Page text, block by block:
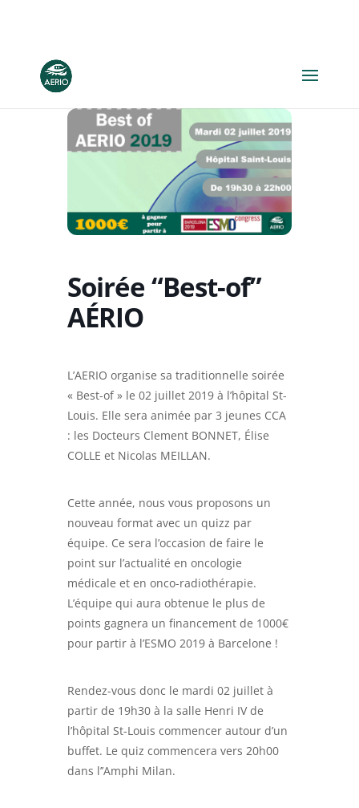
Soirée “Best-of”
AÉRIO
L’AERIO organise sa traditionnelle soirée
« Best-of » le 02 juillet 2019 à l’hôpital St-
Louis. Elle sera animée par 3 jeunes CCA
: les Docteurs Clement BONNET, Élise
COLLE et Nicolas MEILLAN.
Cette année, nous vous proposons un
nouveau format avec un quizz par
équipe. Ce sera l’occasion de faire le
point sur l’actualité en oncologie
médicale et en onco-radiothérapie.
L’équipe qui aura obtenue le plus de
points gagnera un financement de 1000€
pour partir à l’ESMO 2019 à Barcelone !
Rendez-vous donc le mardi 02 juillet à
partir de 19h30 à la salle Henri IV de
l’hôpital St-Louis commencer autour d’un
buffet. Le quiz commencera vers 20h00
dans l’’Amphi Milan.